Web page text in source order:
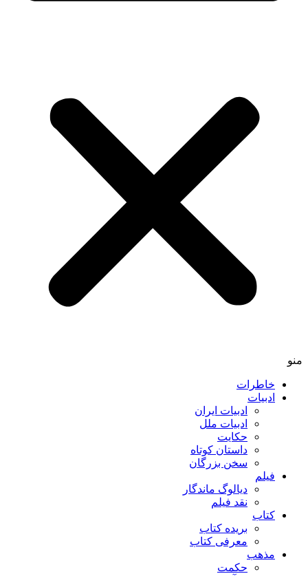
منو
خاطرات
ادبیات
ادبیات ایران
ادبیات ملل
حکایت
داستان کوتاه
سخن بزرگان
فیلم
دیالوگ ماندگار
نقد فیلم
کتاب
بریده کتاب
معرفی کتاب
مذهب
حکمت